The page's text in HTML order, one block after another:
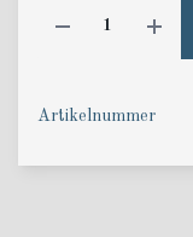
Artikelnummer